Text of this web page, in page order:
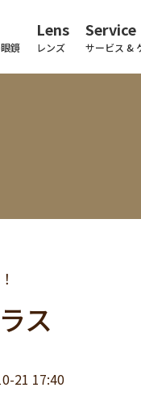
鏡
Lens
レンズ
Service
サービス &
ス
21 17:40